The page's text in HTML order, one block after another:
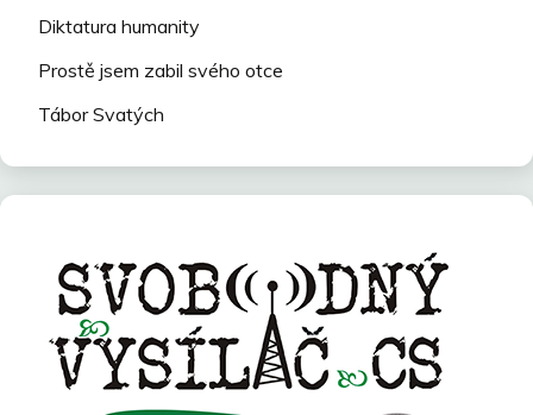
Diktatura humanity
Prostě jsem zabil svého otce
Tábor Svatých